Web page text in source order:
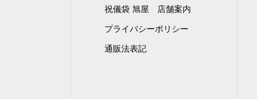
祝儀袋 旭屋 店舗案内
プライバシーポリシー
通販法表記